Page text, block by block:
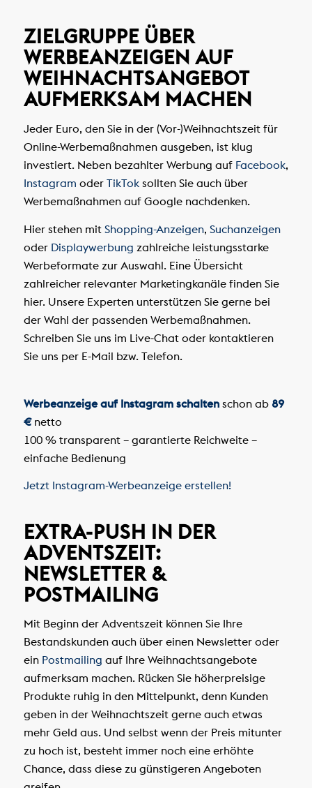
ZIELGRUPPE ÜBER
WERBEANZEIGEN AUF
WEIHNACHTSANGEBOT
AUFMERKSAM MACHEN
Jeder Euro, den Sie in der (Vor-)Weihnachtszeit für
Online-Werbemaßnahmen ausgeben, ist klug
investiert. Neben bezahlter Werbung auf Facebook,
Instagram oder TikToksollten Sie auch über
Werbemaßnahmen auf Google nachdenken.
Hier stehen mit Shopping-Anzeigen, Suchanzeigen
oder Displaywerbung zahlreiche leistungsstarke
Werbeformate zur Auswahl. Eine Übersicht
zahlreicher relevanter Marketingkanäle finden Sie
hier. Unsere Experten unterstützen Sie gerne bei
der Wahl der passenden Werbemaßnahmen.
Schreiben Sie uns im Live-Chat oder kontaktieren
Sie uns per E-Mail bzw. Telefon.
Werbeanzeige auf Instagram schaltenschon ab 89
€netto
100 % transparent – garantierte Reichweite –
einfache Bedienung
Jetzt Instagram-Werbeanzeige erstellen!
EXTRA-PUSH IN DER
ADVENTSZEIT:
NEWSLETTER &
POSTMAILING
Mit Beginn der Adventszeit können Sie Ihre
Bestandskunden auch über einen Newsletter oder
ein Postmailing auf Ihre Weihnachtsangebote
aufmerksam machen. Rücken Sie höherpreisige
Produkte ruhig in den Mittelpunkt, denn Kunden
geben in der Weihnachtszeit gerne auch etwas
mehr Geld aus. Und selbst wenn der Preis mitunter
zu hoch ist, besteht immer noch eine erhöhte
Chance, dass diese zu günstigeren Angeboten